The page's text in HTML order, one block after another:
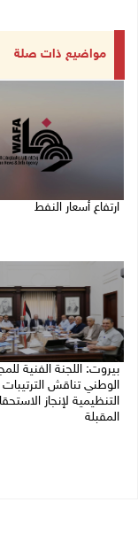
مواضيع ذات صلة
ارتفاع أسعار النفط
بيروت: اللجنة الفنية
الوطني تناقش الترتيبات
التنظيمية لإنجاز
المقبلة